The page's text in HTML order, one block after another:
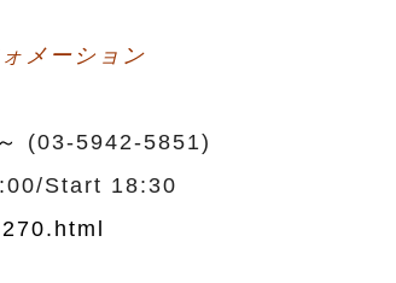
メーション
(03-5942-5851)
Start 18:30